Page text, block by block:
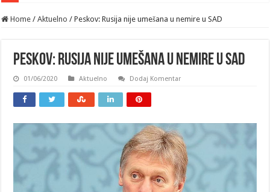
Home / Aktuelno / Peskov: Rusija nije umešana u nemire u SAD
Peskov: Rusija nije umešana u nemire u SAD
01/06/2020 Aktuelno Dodaj Komentar